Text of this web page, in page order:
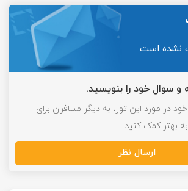
نشده است.
و سوال خود را بنویسید.
در مورد این تور، به دیگر مسافران برای
بهتر کمک کنید.
ارسال نظر